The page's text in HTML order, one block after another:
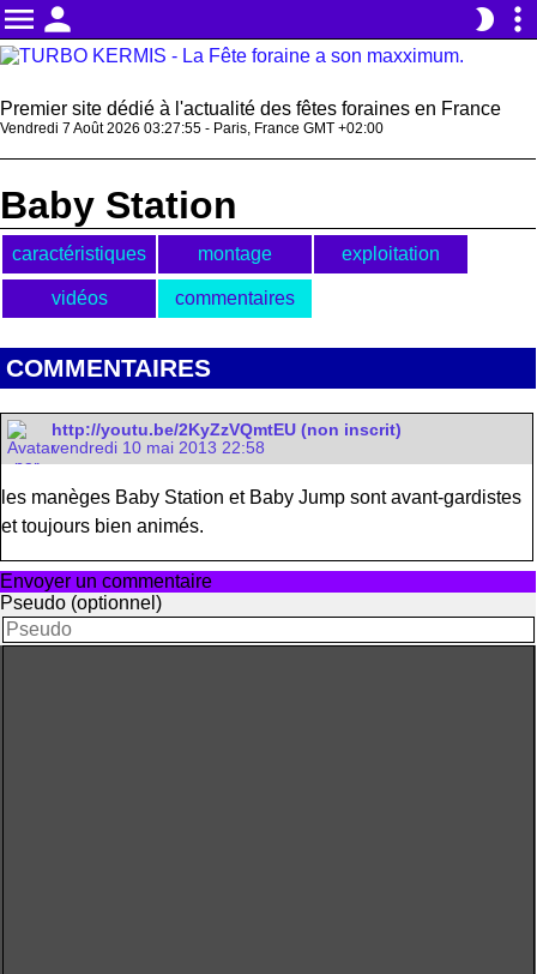
menu person brightness_2 more_vert
Premier site dédié à l'actualité des fêtes foraines en France
Vendredi 7 Août 2026 03:27:55 - Paris, France GMT +02:00
Baby Station
caractéristiques montage exploitation
vidéos commentaires
COMMENTAIRES
http://youtu.be/2KyZzVQmtEU (non inscrit)
vendredi 10 mai 2013 22:58
les manèges Baby Station et Baby Jump sont avant-gardistes
et toujours bien animés.
Envoyer un commentaire
Pseudo (optionnel)